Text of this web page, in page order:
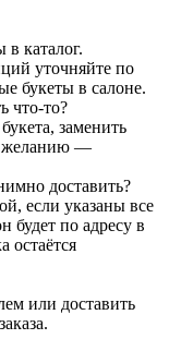
каталог.
уточняйте по
букеты в салоне.
что-то?
заменить
желанию —
доставить?
если указаны все
будет по адресу в
остаётся
или доставить